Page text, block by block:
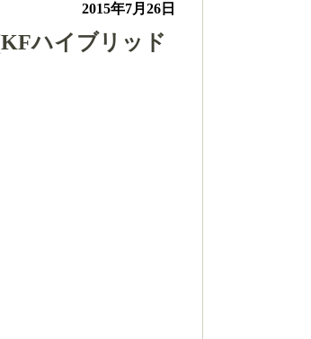
2015年7月26日
ハイブリッド